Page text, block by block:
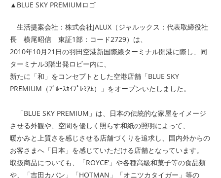
▲BLUE SKY PREMIUMロゴ
生活提案会社：株式会社JALUX（ジャルックス：代表取締役社
長 横尾昭信 東証1部：コード2729）は、
2010年10月21日の羽田空港新国際線ターミナル開港に際し、同
ターミナル3階出発ロビー内に、
新たに「和 」をコンセプトとした空港店舗「BLUE SKY
PREMIUM（ﾌﾞﾙｰｽｶｲﾌﾟﾚﾐｱﾑ）
」をオープンいたしました。
「BLUE SKY PREMIUM 」は、日本の伝統的な家屋をイメージ
させる外観や、空間を優しく照らす和紙の照明によって、
暖かみと上質さを感じさせる店舗づくりを追求し、国内外からの
お客さまへ「日本 」を感じていただける店舗となっています。
取扱商品についても、「ROYCE’ 」や各種高級和菓子等の食品類
や、「吉田カバン 」「HOTMAN 」「オニツカタイガー 」等の